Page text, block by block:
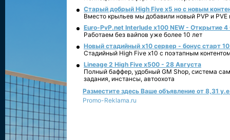
Старый добрый High Five x5 но с новым
Вместо крыльев мы добавили новый PVP и PVE
Euro-PvP.net Interlude х100 NEW - Открытие 4
Работаем без вайпов уже более 10 лет
Новый стадийный х10 сервер - бонус старт
Стадийный High Five x10 с поэтапным
Lineage 2 High Five x500 - 28 Августа
Полный баффер, удобный GM Shop, система
задания, инстансы, автоохота
Разместите здесь Ваше объявление от 8,31
Promo-Reklama.ru